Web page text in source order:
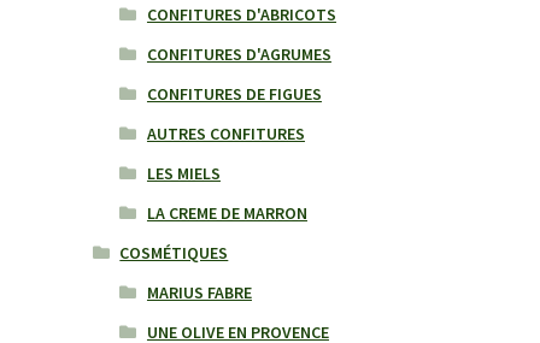
CONFITURES D'ABRICOTS
CONFITURES D'AGRUMES
CONFITURES DE FIGUES
AUTRES CONFITURES
LES MIELS
LA CREME DE MARRON
COSMÉTIQUES
MARIUS FABRE
UNE OLIVE EN PROVENCE